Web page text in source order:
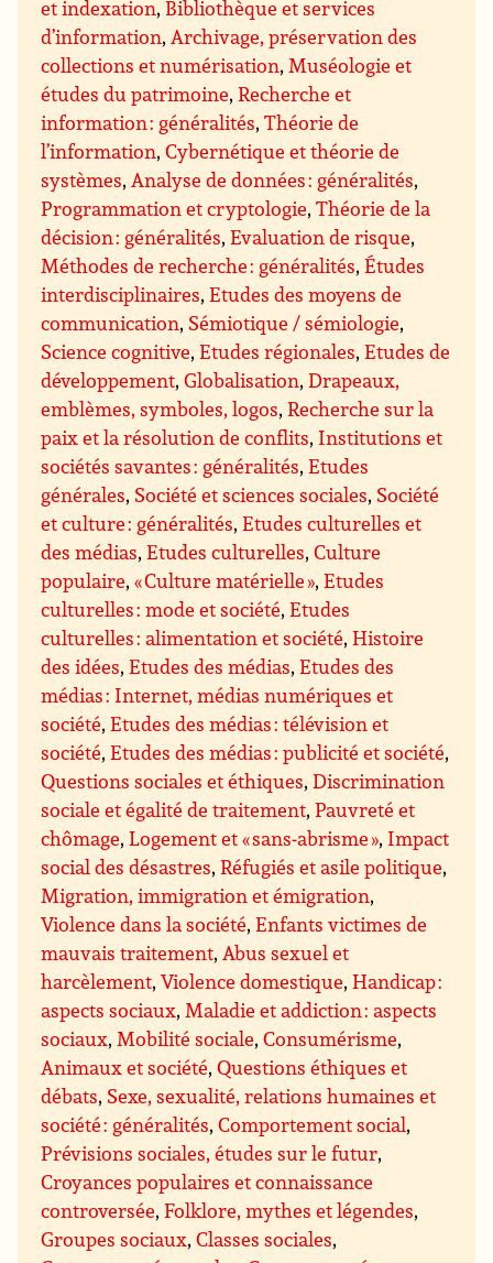
et indexation, Bibliothèque et services
d’information,Archivage, préservation des
collections et numérisation,Muséologie et
études du patrimoine,Recherche et
information : généralités,Théorie de
l’information,Cybernétique et théorie de
systèmes,Analyse de données : généralités,
Programmation et cryptologie,Théorie de la
décision : généralités,Evaluation de risque,
Méthodes de recherche : généralités,Études
interdisciplinaires,Etudes des moyens de
communication, Sémiotique / sémiologie,
Science cognitive,Etudes régionales,Etudes de
développement,Globalisation,Drapeaux,
emblèmes, symboles, logos,Recherche sur la
paix et la résolution de conflits, Institutions et
sociétés savantes : généralités,Etudes
générales, Société et sciences sociales, Société
et culture : généralités,Etudes culturelles et
des médias,Etudes culturelles,Culture
populaire,« Culture matérielle »,Etudes
culturelles : mode et société,Etudes
culturelles : alimentation et société,Histoire
des idées,Etudes des médias,Etudes des
médias : Internet, médias numériques et
société,Etudes des médias : télévision et
société,Etudes des médias : publicité et société,
Questions sociales et éthiques,Discrimination
sociale et égalité de traitement,Pauvreté et
chômage,Logement et « sans-abrisme », Impact
social des désastres,Réfugiés et asile politique,
Migration, immigration et émigration,
Violence dans la société,Enfants victimes de
mauvais traitement,Abus sexuel et
harcèlement,Violence domestique,Handicap :
aspects sociaux,Maladie et addiction : aspects
sociaux,Mobilité sociale,Consumérisme,
Animaux et société,Questions éthiques et
débats, Sexe, sexualité, relations humaines et
société : généralités,Comportement social,
Prévisions sociales, études sur le futur,
Croyances populaires et connaissance
controversée,Folklore, mythes et légendes,
Groupes sociaux,Classes sociales,